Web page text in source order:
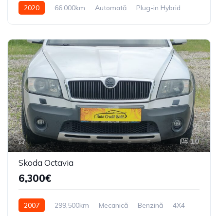
2020 66,000km Automată
Plug-in Hybrid
10
Skoda Octavia
6,300€
2007 299,500km Mecanică Benzină 4X4